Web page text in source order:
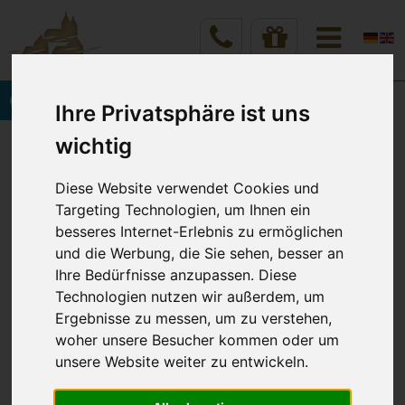
Ihre Privatsphäre ist uns
wichtig
Diese Website verwendet Cookies und
Targeting Technologien, um Ihnen ein
besseres Internet-Erlebnis zu ermöglichen
und die Werbung, die Sie sehen, besser an
Ihre Bedürfnisse anzupassen. Diese
Technologien nutzen wir außerdem, um
Ergebnisse zu messen, um zu verstehen,
woher unsere Besucher kommen oder um
unsere Website weiter zu entwickeln.
Onlinebuchung
Vineta Hotels Usedom
Verschiedenes
STORNIERUNGSBEGRÜNDU
NG IN DEN VINETA HOTELS
USEDOM